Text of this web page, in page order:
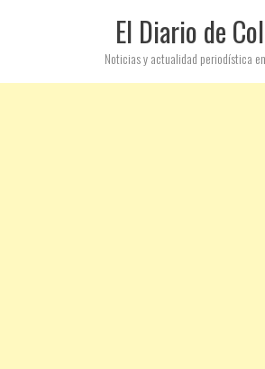
El Diario de
Noticias y actualidad periodística